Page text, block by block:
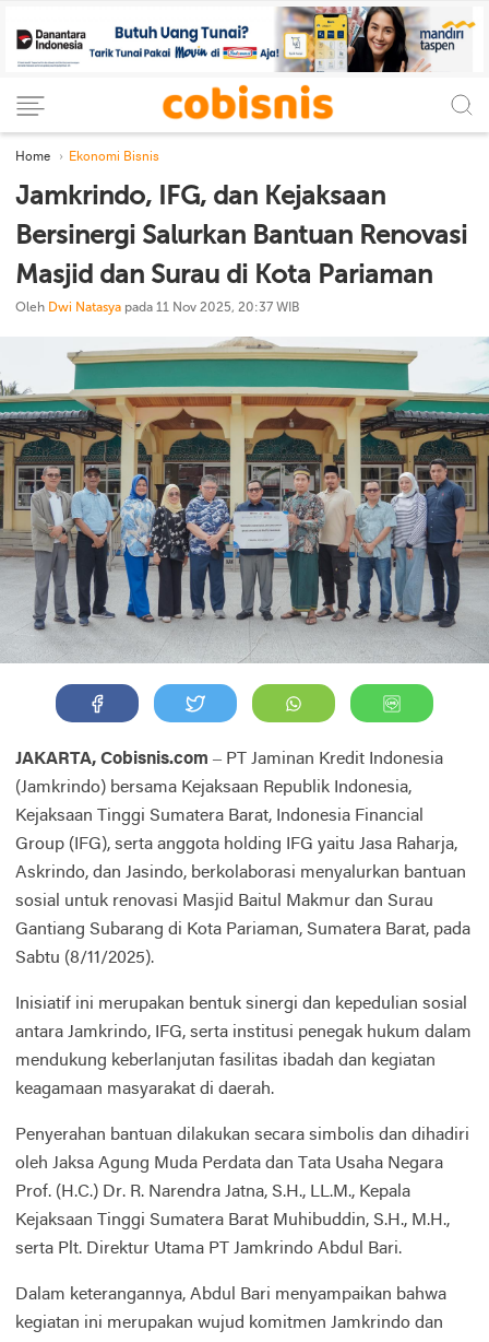
Home Ekonomi Bisnis
Jamkrindo, IFG, dan Kejaksaan
Bersinergi Salurkan Bantuan Renovasi
Masjid dan Surau di Kota Pariaman
Oleh Dwi Natasya pada 11 Nov 2025, 20:37 WIB
JAKARTA, Cobisnis.com – PT Jaminan Kredit Indonesia
(Jamkrindo) bersama Kejaksaan Republik Indonesia,
Kejaksaan Tinggi Sumatera Barat, Indonesia Financial
Group (IFG), serta anggota holding IFG yaitu Jasa Raharja,
Askrindo, dan Jasindo, berkolaborasi menyalurkan bantuan
sosial untuk renovasi Masjid Baitul Makmur dan Surau
Gantiang Subarang di Kota Pariaman, Sumatera Barat, pada
Sabtu (8/11/2025).
Inisiatif ini merupakan bentuk sinergi dan kepedulian sosial
antara Jamkrindo, IFG, serta institusi penegak hukum dalam
mendukung keberlanjutan fasilitas ibadah dan kegiatan
keagamaan masyarakat di daerah.
Penyerahan bantuan dilakukan secara simbolis dan dihadiri
oleh Jaksa Agung Muda Perdata dan Tata Usaha Negara
Prof. (H.C.) Dr. R. Narendra Jatna, S.H., LL.M., Kepala
Kejaksaan Tinggi Sumatera Barat Muhibuddin, S.H., M.H.,
serta Plt. Direktur Utama PT Jamkrindo Abdul Bari.
Dalam keterangannya, Abdul Bari menyampaikan bahwa
kegiatan ini merupakan wujud komitmen Jamkrindo dan